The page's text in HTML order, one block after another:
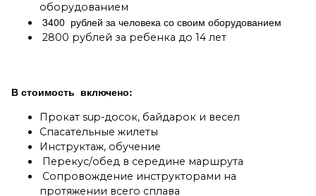
оборудованием
3400 рублей за человека со своим оборудованием
2800 рублей за ребенка до 14 лет
В стоимость включено:
Прокат sup-досок, байдарок и весел
Спасательные жилеты
Инструктаж, обучение
Перекус/обед в середине маршрута
Сопровождение инструкторами на
протяжении всего сплава